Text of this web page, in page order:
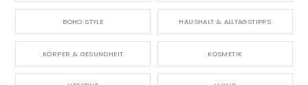
BOHO STYLE HAUSHALT & ALLTAGSTIPPS
KÖRPER & GESUNDHEIT KOSMETIK